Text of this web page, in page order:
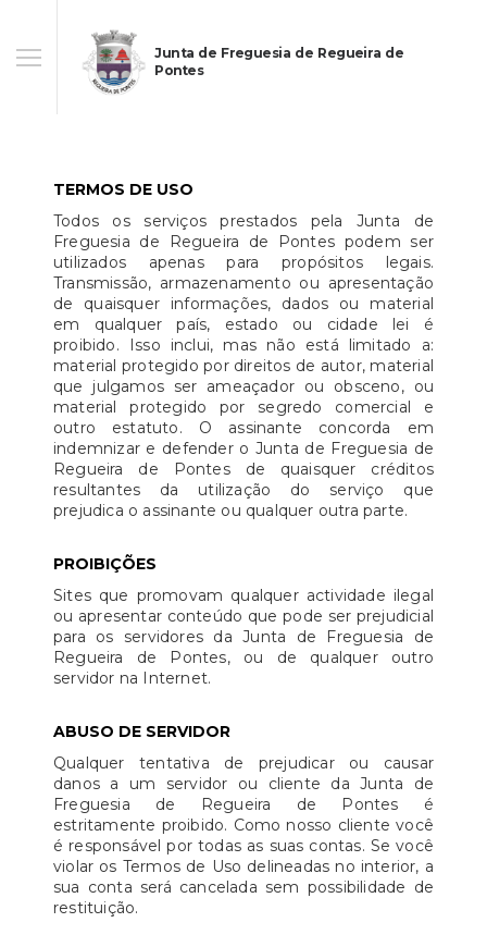
Junta de Freguesia de Regueira de
Pontes
TERMOS DE USO
Todos os serviços prestados pela Junta de
Freguesia de Regueira de Pontes podem ser
utilizados apenas para propósitos legais.
Transmissão, armazenamento ou apresentação
de quaisquer informações, dados ou material
em qualquer país, estado ou cidade lei é
proibido. Isso inclui, mas não está limitado a:
material protegido por direitos de autor, material
que julgamos ser ameaçador ou obsceno, ou
material protegido por segredo comercial e
outro estatuto. O assinante concorda em
indemnizar e defender o Junta de Freguesia de
Regueira de Pontes de quaisquer créditos
resultantes da utilização do serviço que
prejudica o assinante ou qualquer outra parte.
PROIBIÇÕES
Sites que promovam qualquer actividade ilegal
ou apresentar conteúdo que pode ser prejudicial
para os servidores da Junta de Freguesia de
Regueira de Pontes, ou de qualquer outro
servidor na Internet.
ABUSO DE SERVIDOR
Qualquer tentativa de prejudicar ou causar
danos a um servidor ou cliente da Junta de
Freguesia de Regueira de Pontes é
estritamente proibido. Como nosso cliente você
é responsável por todas as suas contas. Se você
violar os Termos de Uso delineadas no interior, a
sua conta será cancelada sem possibilidade de
restituição.